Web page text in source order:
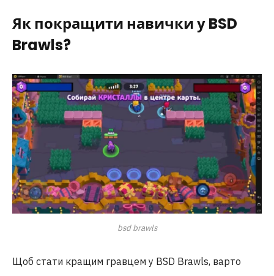
Як покращити навички у BSD
Brawls?
bsd brawls
Щоб стати кращим гравцем у BSD Brawls, варто